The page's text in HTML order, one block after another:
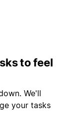
to feel
We'll
your tasks